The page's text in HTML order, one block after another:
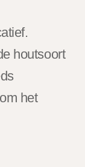
houtsoort
het